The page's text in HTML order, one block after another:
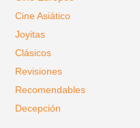
Cine Asiático
Joyitas
Clásicos
Revisiones
Recomendables
Decepción